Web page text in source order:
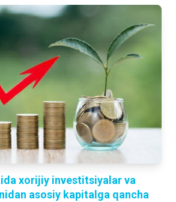
xorijiy investitsiyalar va
asosiy kapitalga qancha